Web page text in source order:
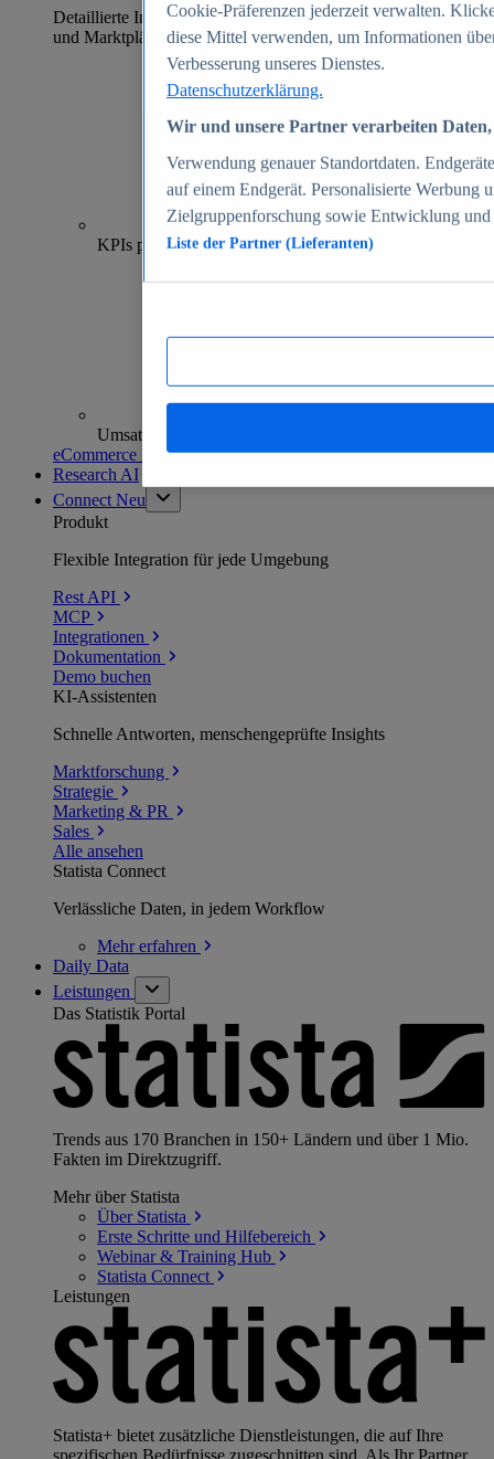
Detaillierte Informationen zu mehr als 39.000 Online-Shops
und Marktplätzen
70+
KPIs pro Shop
Umsatzanalysen und -prognosen
eCommerce Insights entdecken
Research AI
Connect Neu
Produkt
Flexible Integration für jede Umgebung
Rest API
MCP
Integrationen
Dokumentation
Demo buchen
KI-Assistenten
Schnelle Antworten, menschengeprüfte Insights
Marktforschung
Strategie
Marketing & PR
Sales
Alle ansehen
Statista Connect
Verlässliche Daten, in jedem Workflow
Mehrerfahren
Daily Data
Leistungen
Das Statistik Portal
Trends aus 170 Branchen in 150+ Ländern und über 1 Mio.
Fakten im Direktzugriff.
Mehr über Statista
Über Statista
Erste Schritte und Hilfebereich
Webinar & Training Hub
Statista Connect
Leistungen
Statista+ bietet zusätzliche Dienstleistungen, die auf Ihre
spezifischen Bedürfnisse zugeschnitten sind. Als Ihr Partner
Cookie-Präferenzen jederzeit verwalten.
diese Mittel verwenden, um Informationen
Verbesserung unseres Dienstes.
Datenschutzerklärung.
Wir und unsere Partner verarbeiten
Verwendung genauer Standortdaten.
auf einem Endgerät. Personalisierte Werbung
Zielgruppenforschung sowie Entwicklung
Liste der Partner (Lieferanten)